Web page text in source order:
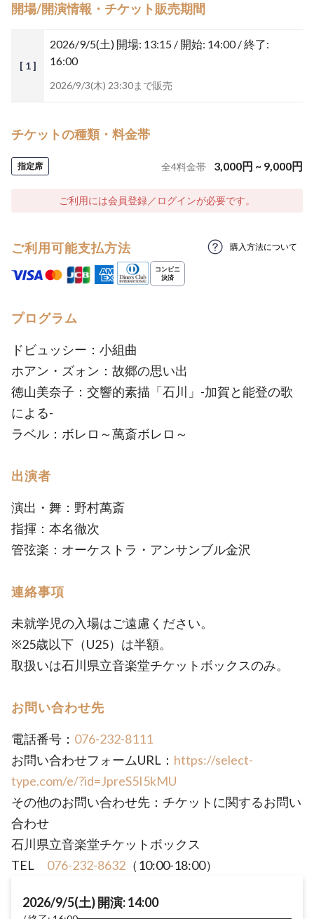
開場/開演情報・チケット販売期間
[ 1 ]
2026/9/5(土) 開場: 13:15 / 開始: 14:00 / 終了:
16:00
2026/9/3(木) 23:30まで販売
チケットの種類・料金帯
指定席 全4料金帯 3,000円 ~ 9,000円
ご利用には会員登録／ログインが必要です。
ご利用可能支払方法 購入方法について
プログラム
ドビュッシー：小組曲
ホアン・ズォン：故郷の思い出
徳山美奈子：交響的素描「石川」-加賀と能登の歌
による-
ラベル：ボレロ～萬斎ボレロ～
出演者
演出・舞：野村萬斎
指揮：本名徹次
管弦楽：オーケストラ・アンサンブル金沢
連絡事項
未就学児の入場はご遠慮ください。
※25歳以下（U25）は半額。
取扱いは石川県立音楽堂チケットボックスのみ。
お問い合わせ先
電話番号： 076-232-8111
お問い合わせフォームURL： https://select-
type.com/e/?id=JpreS5I5kMU
その他のお問い合わせ先：チケットに関するお問い
合わせ
石川県立音楽堂チケットボックス
TEL 076-232-8632 （10:00-18:00）
2026/9/5(土) 開演: 14:00